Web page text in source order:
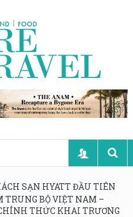
SẠN HYATT ĐẦU TIÊN
BỘ VIỆT NAM –
THỨC KHAI TRƯƠNG